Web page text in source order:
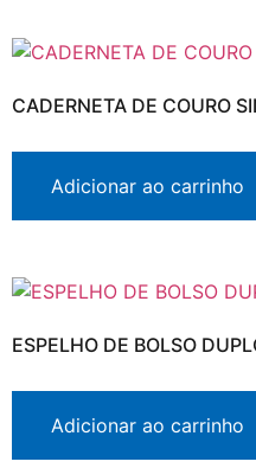
CADERNETA DE COURO
Adicionar ao carrinho
ESPELHO DE BOLSO
Adicionar ao carrinho